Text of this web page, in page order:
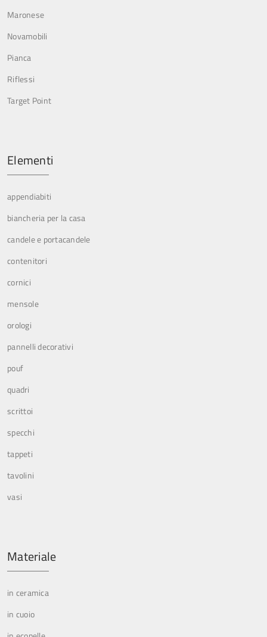
Maronese
Novamobili
Pianca
Riflessi
Target Point
Elementi
appendiabiti
biancheria per la casa
candele e portacandele
contenitori
cornici
mensole
orologi
pannelli decorativi
pouf
quadri
scrittoi
specchi
tappeti
tavolini
vasi
Materiale
in ceramica
in cuoio